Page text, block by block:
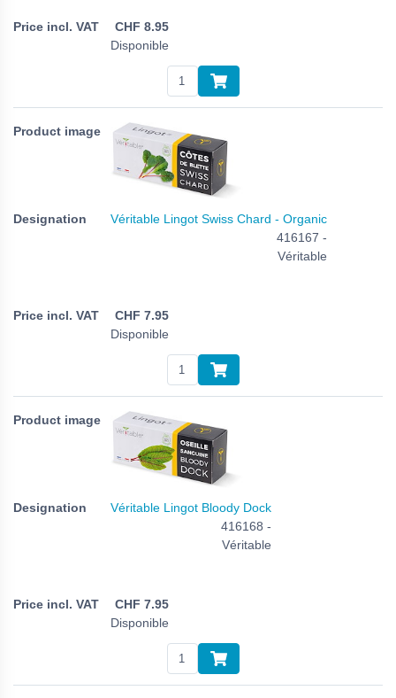
CHF 8.95
Disponible
Véritable Lingot Swiss Chard - Organic
416167 -
Véritable
CHF 7.95
Disponible
Véritable Lingot Bloody Dock
416168 -
Véritable
CHF 7.95
Disponible